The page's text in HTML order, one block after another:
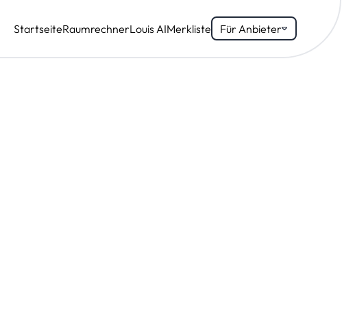
StartseiteRaumrechnerLouis AIMerkliste Für Anbieter